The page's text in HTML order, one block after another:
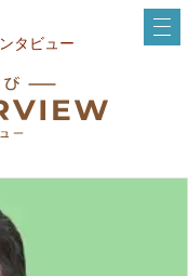
タビュー